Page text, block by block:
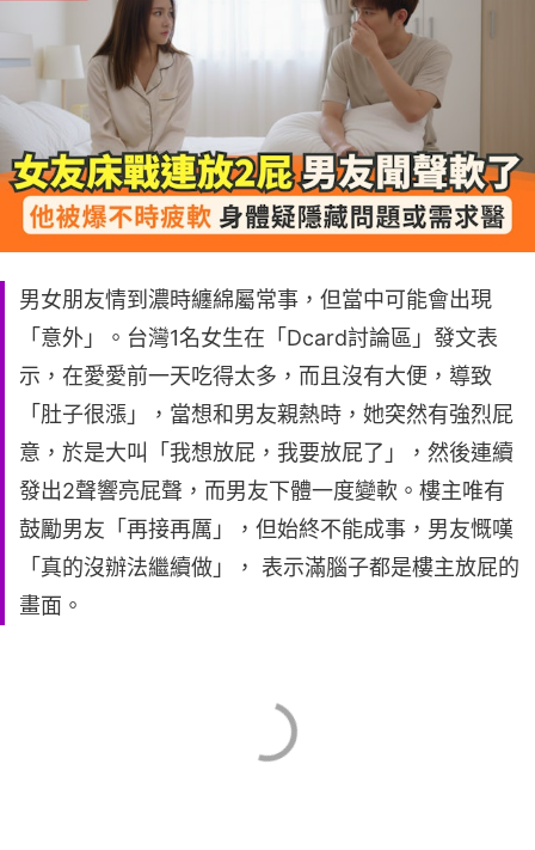
男女朋友情到濃時纏綿屬常事，但當中可能會出現
「意外」。台灣1名女生在「Dcard討論區」發文表
示，在愛愛前一天吃得太多，而且沒有大便，導致
「肚子很漲」，當想和男友親熱時，她突然有強烈屁
意，於是大叫「我想放屁，我要放屁了」，然後連續
發出2聲響亮屁聲，而男友下體一度變軟。樓主唯有
鼓勵男友「再接再厲」，但始終不能成事，男友慨嘆
「真的沒辦法繼續做」， 表示滿腦子都是樓主放屁的
畫面。